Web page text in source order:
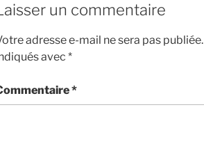
un commentaire
adresse e-mail ne sera pas publiée.
avec *
*